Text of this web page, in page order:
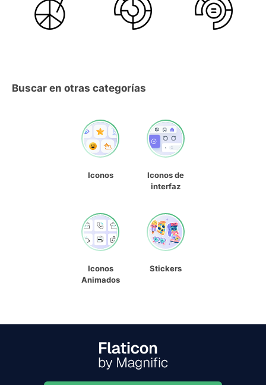
Buscar en otras categorías
Iconos
Iconos de
interfaz
Iconos
Animados
Stickers